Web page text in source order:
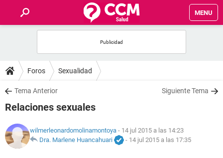
MENU
FOROS
SALUD
NUTRICIÓN
Foros Sexualidad
Tema Anterior Siguiente Tema
Relaciones sexuales
wilmerleonardomolinamontoya - 14 jul 2015 a las 14:23
Dra. Marlene Huancahuari
- 14 jul 2015 a las 17:35